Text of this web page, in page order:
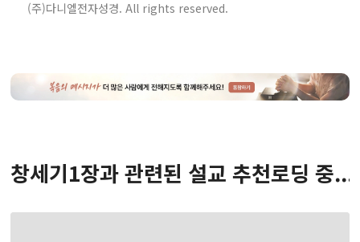
(주)다니엘전자성경. All rights reserved.
창세기1장과 관련된 설교 추천로딩 중...